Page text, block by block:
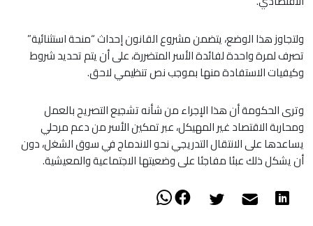
ولتجاوز هذا الوضع، يتضمن مشروع القانون إحداث “منحة استثنائية”
تصرف لمرة واحدة لفائدة الأسر المتضررة، على أن يتم تحديد شروط
وكيفيات الاستفادة منها بموجب نص تنظيمي لاحق.
وترى الحكومة أن هذا الإجراء من شأنه تشجيع التصريح بالعمل
ومحاربة الاقتصاد غير المهيكل، عبر تمكين الأسر من دعم مرحلي
يساعدها على الانتقال التدريجي نحو الاندماج في سوق الشغل، دون
أن يشكل ذلك عبئا مفاجئا على وضعيتها الاجتماعية والمعيشية.